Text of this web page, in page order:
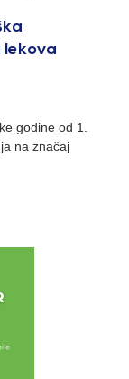
godine od 1.
na značaj